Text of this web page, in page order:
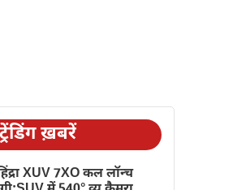
ट्रेंडिंग ख़बरें
XUV 7XO कल लॉन्च